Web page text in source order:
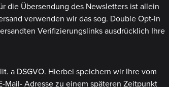
die Übersendung des Newsletters ist allein
verwenden wir das sog. Double Opt-in
Verifizierungslinks ausdrücklich Ihre
a DSGVO. Hierbei speichern wir Ihre vom
Mail- Adresse zu einem späteren Zeitpunkt